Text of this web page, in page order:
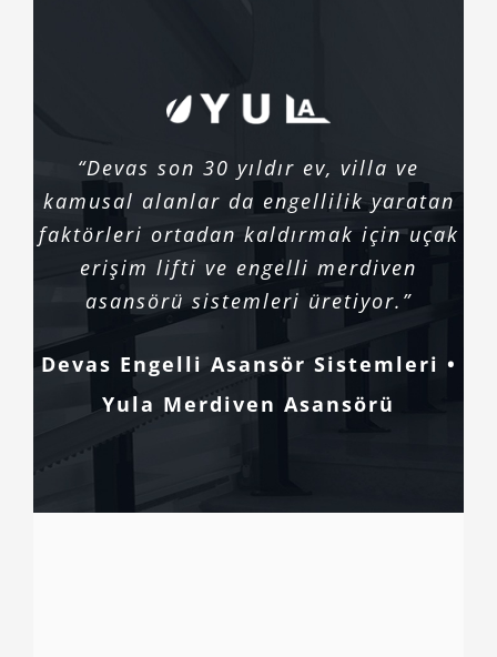
“Devas son 30 yıldır ev, villa ve
kamusal alanlar da engellilik yaratan
faktörleri ortadan kaldırmak için uçak
erişim lifti ve engelli merdiven
asansörü sistemleri üretiyor.”
Devas Engelli Asansör Sistemleri •
Yula Merdiven Asansörü